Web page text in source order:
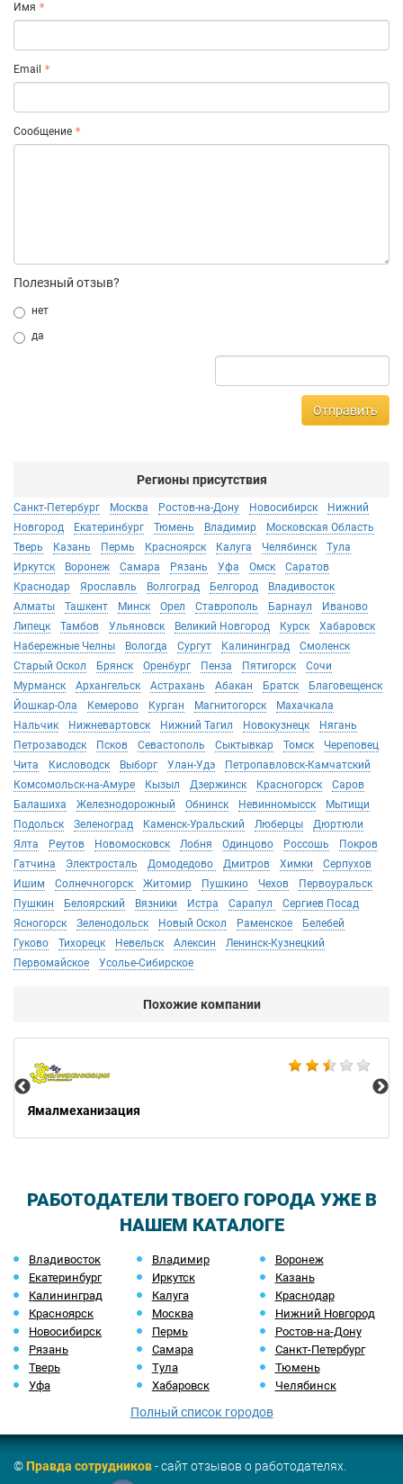
Имя
Email
Сообщение
Полезный отзыв?
нет
да
Отправить
Регионы присутствия
Санкт-Петербург Москва Ростов-на-Дону Новосибирск
Нижний
Новгород
Екатеринбург Тюмень Владимир
Московская Область
Тверь
Казань Пермь Красноярск Калуга Челябинск
Тула
Иркутск
Воронеж Самара Рязань Уфа Омск
Саратов
Краснодар
Ярославль Волгоград Белгород
Владивосток
Алматы
Ташкент Минск Орел Ставрополь Барнаул
Иваново
Липецк
Тамбов Ульяновск Великий Новгород Курск
Хабаровск
Набережные Челны
Вологда Сургут Калининград
Смоленск
Старый Оскол
Брянск Оренбург Пенза Пятигорск
Сочи
Мурманск
Архангельск Астрахань Абакан Братск
Благовещенск
Йошкар-Ола
Кемерово Курган Магнитогорск
Махачкала
Нальчик
Нижневартовск Нижний Тагил Новокузнецк
Нягань
Петрозаводск
Псков Севастополь Сыктывкар Томск
Череповец
Чита
Кисловодск Выборг Улан-Удэ
Петропавловск-Камчатский
Комсомольск-на-Амуре
Кызыл Дзержинск Красногорск
Саров
Балашиха
Железнодорожный Обнинск Невинномысск
Мытищи
Подольск
Зеленоград Каменск-Уральский Люберцы
Дюртюли
Ялта
Реутов Новомосковск Лобня Одинцово Россошь
Покров
Гатчина
Электросталь Домодедово Дмитров Химки
Серпухов
Ишим
Солнечногорск Житомир Пушкино Чехов
Первоуральск
Пушкин
Белоярский Вязники Истра Сарапул
Сергиев Посад
Ясногорск
Зеленодольск Новый Оскол Раменское
Белебей
Гуково
Тихорецк Невельск Алексин
Ленинск-Кузнецкий
Первомайское
Усолье-Сибирское
Похожие компании
Ямалмеханизация
РАБОТОДАТЕЛИ ТВОЕГО ГОРОДА УЖЕ В
НАШЕМ КАТАЛОГЕ
Владивосток Владимир
Воронеж
Екатеринбург
Иркутск
Казань
Калининград
Калуга
Краснодар
Красноярск
Москва
Нижний Новгород
Новосибирск
Пермь
Ростов-на-Дону
Рязань
Самара
Санкт-Петербург
Тверь
Тула
Тюмень
Уфа
Хабаровск Челябинск
Полный список городов
©Правда сотрудников- сайт отзывов о работодателях.